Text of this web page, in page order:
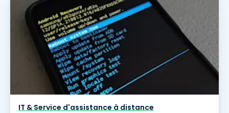
IT & Service d'assistance à distance